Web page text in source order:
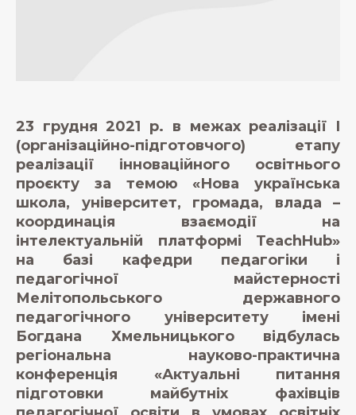
23 грудня 2021 р. в межах реалізації І
(організаційно-підготовчого) етапу
реалізації інноваційного освітнього
проєкту за темою «Нова українська
школа, університет, громада, влада –
координація взаємодії на
інтелектуальній платформі TeachHub»
на базі кафедри педагогіки і
педагогічної майстерності
Мелітопольського державного
педагогічного університету імені
Богдана Хмельницького відбулась
регіональна науково-практична
конференція «Актуальні питання
підготовки майбутніх фахівців